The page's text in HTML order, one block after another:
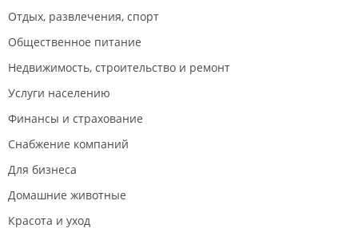
Отдых, развлечения, спорт
Общественное питание
Недвижимость, строительство и ремонт
Услуги населению
Финансы и страхование
Снабжение компаний
Для бизнеса
Домашние животные
Красота и уход